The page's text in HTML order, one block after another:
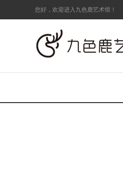
您好，欢迎进入九色鹿艺术馆！